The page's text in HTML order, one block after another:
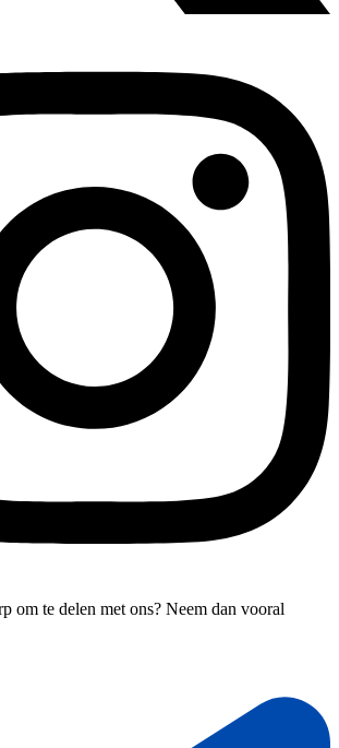
om te delen met ons? Neem dan vooral